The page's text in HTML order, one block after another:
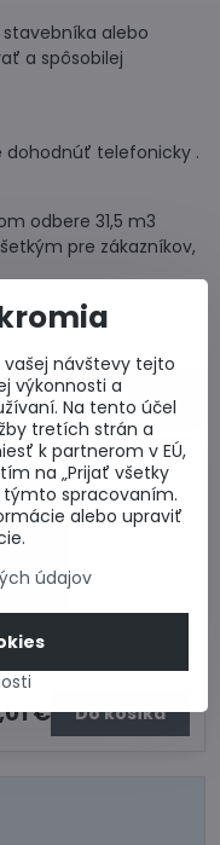
alebo
a spôsobilej
dohodnúť telefonicky .
odbere 31,5 m3
pre zákazníkov,
Parametre
PORFIX v rámci
€ Do košíka
návštevy tejto
výkonnosti a
Na tento účel
tretích strán a
k partnerom v EÚ,
na „Prijať všetky
týmto spracovaním.
alebo upraviť
údajov